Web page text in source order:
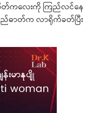
စိတ်ကလေးကို ကြည်လင်နေ
ည်ဓာတ်က လာရိုက်ခတ်ပြီး